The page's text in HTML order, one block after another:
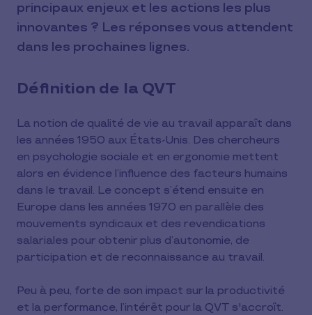
principaux enjeux et les actions les plus
innovantes ? Les réponses vous attendent
dans les prochaines lignes.
Définition de la QVT
La notion de qualité de vie au travail apparaît dans
les années 1950 aux États-Unis. Des chercheurs
en psychologie sociale et en ergonomie mettent
alors en évidence l’influence des facteurs humains
dans le travail. Le concept s’étend ensuite en
Europe dans les années 1970 en parallèle des
mouvements syndicaux et des revendications
salariales pour obtenir plus d’autonomie, de
participation et de reconnaissance au travail.
Peu à peu, forte de son impact sur la productivité
et la performance, l’intérêt pour la QVT s'accroît.